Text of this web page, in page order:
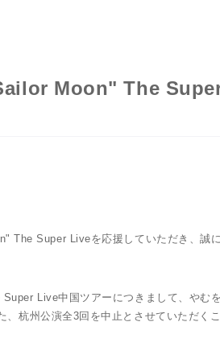
Moon" The
The Super Liveを応援していただき、誠に
Live中国ツアーにつきまして、やむ
杭州公演全3回を中止とさせていただくこ